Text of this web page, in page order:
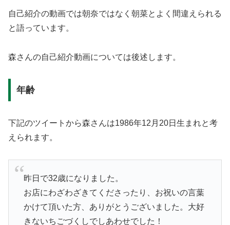
自己紹介の動画では朝奈ではなく朝菜とよく間違えられる
と語っています。
森さんの自己紹介動画については後述します。
年齢
下記のツイートから森さんは1986年12月20日生まれと考
えられます。
昨日で32歳になりました。
お店にわざわざきてくださったり、お祝いの言葉
かけて頂いた方、ありがとうございました。大好
きないちごづくしでしあわせでした！